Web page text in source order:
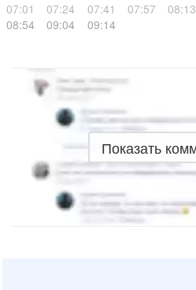
07:01 07:24 07:41 07:57 08:13
08:54
09:04 09:14
Показать